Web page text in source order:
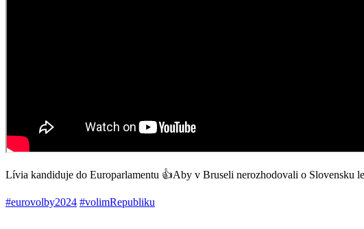
Lívia kandiduje do Europarlamentu 👍Aby v Bruseli nerozhodovali o
#eurovolby2024 #volimRepubliku